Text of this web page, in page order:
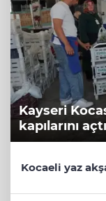
Kayseri
kapılarını açtı
Kocaeli yaz